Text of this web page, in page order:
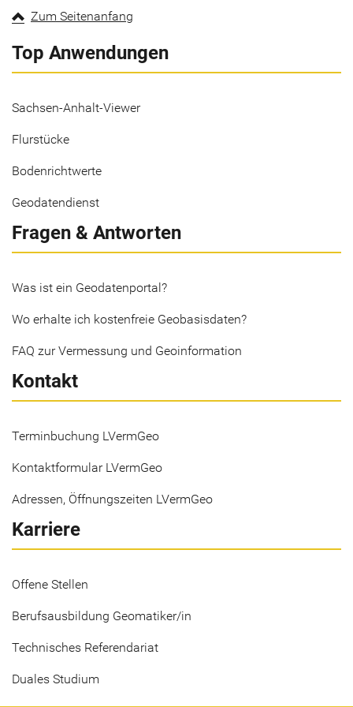
Zum Seitenanfang
Top Anwendungen
Sachsen-Anhalt-Viewer
Flurstücke
Bodenrichtwerte
Geodatendienst
Fragen & Antworten
Was ist ein Geodatenportal?
Wo erhalte ich kostenfreie Geobasisdaten?
FAQ zur Vermessung und Geoinformation
Kontakt
Terminbuchung LVermGeo
Kontaktformular LVermGeo
Adressen, Öffnungszeiten LVermGeo
Karriere
Offene Stellen
Berufsausbildung Geomatiker/in
Technisches Referendariat
Duales Studium